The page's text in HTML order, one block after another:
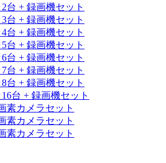
台 + 録画機セット
台 + 録画機セット
台 + 録画機セット
台 + 録画機セット
台 + 録画機セット
台 + 録画機セット
台 + 録画機セット
台 + 録画機セット
素カメラセット
素カメラセット
素カメラセット